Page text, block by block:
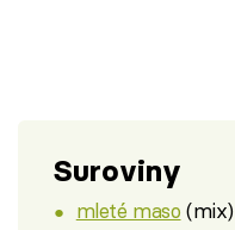
Suroviny
mleté maso (mix)